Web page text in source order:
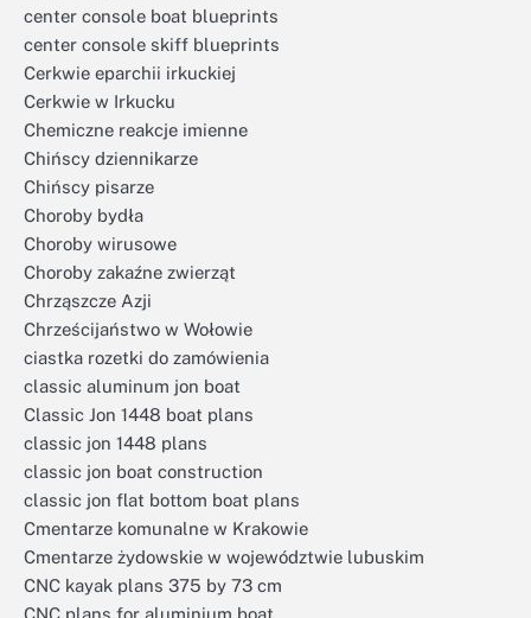
center console boat blueprints
center console skiff blueprints
Cerkwie eparchii irkuckiej
Cerkwie w Irkucku
Chemiczne reakcje imienne
Chińscy dziennikarze
Chińscy pisarze
Choroby bydła
Choroby wirusowe
Choroby zakaźne zwierząt
Chrząszcze Azji
Chrześcijaństwo w Wołowie
ciastka rozetki do zamówienia
classic aluminum jon boat
Classic Jon 1448 boat plans
classic jon 1448 plans
classic jon boat construction
classic jon flat bottom boat plans
Cmentarze komunalne w Krakowie
Cmentarze żydowskie w województwie lubuskim
CNC kayak plans 375 by 73 cm